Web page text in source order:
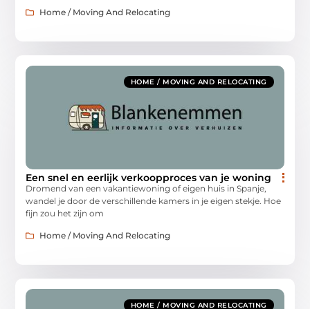
Home / Moving And Relocating
HOME / MOVING AND RELOCATING
Een snel en eerlijk verkoopproces van je woning
Dromend van een vakantiewoning of eigen huis in Spanje,
wandel je door de verschillende kamers in je eigen stekje. Hoe
fijn zou het zijn om
Home / Moving And Relocating
HOME / MOVING AND RELOCATING